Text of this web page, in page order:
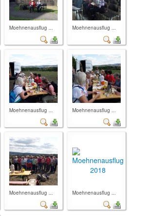
Moehnenausflug ... Moehnenausflug ...
Moehnenausflug ... Moehnenausflug ...
Moehnenausflug ... Moehnenausflug ...